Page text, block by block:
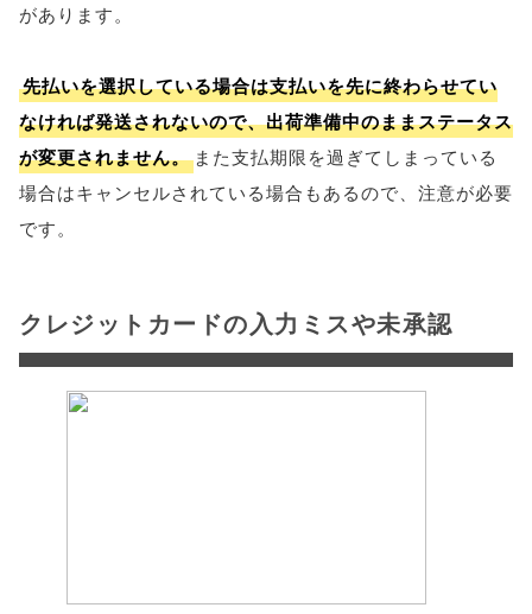
があります。
先払いを選択している場合は支払いを先に終わらせてい
なければ発送されないので、出荷準備中のままステータス
が変更されません。 また支払期限を過ぎてしまっている
場合はキャンセルされている場合もあるので、注意が必要
です。
クレジットカードの入力ミスや未承認